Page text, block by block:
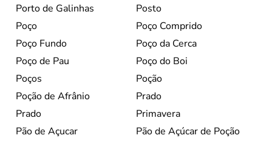
Porto de Galinhas
Posto
Poço
Poço Comprido
Poço Fundo
Poço da Cerca
Poço de Pau
Poço do Boi
Poços
Poção
Poção de Afrânio
Prado
Prado
Primavera
Pão de Açucar
Pão de Açúcar de Poção